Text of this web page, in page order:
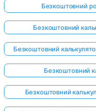
Безкоштовний
Безкоштовний
Безкоштовний
Безкоштовний
Безкоштовний